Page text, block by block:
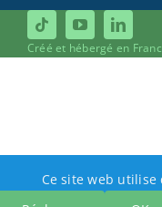
Créé et hébergé en
Ce site web utilise